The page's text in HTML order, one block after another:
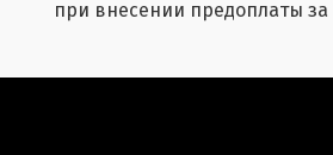
при внесении предоплаты за